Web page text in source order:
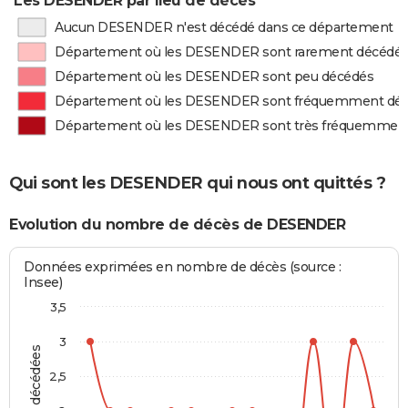
Aucun DESENDER n'est décédé dans ce département
Département où les DESENDER sont rarement décédés
Département où les DESENDER sont peu décédés
Département où les DESENDER sont fréquemment
Département où les DESENDER sont très
Qui sont les DESENDER qui nous ont quittés ?
Evolution du nombre de décès de DESENDER
Données exprimées en nombre de décès (source :
Insee)
2,5
3
3,5